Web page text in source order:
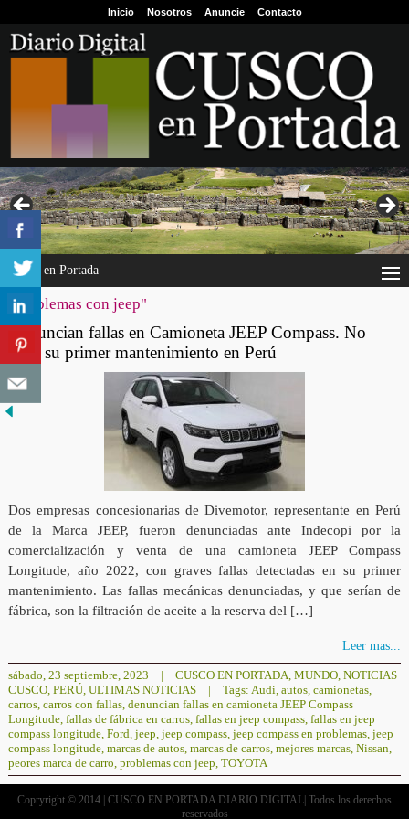
Inicio Nosotros Anuncie Contacto
Cusco en Portada
"problemas con jeep"
Denuncian fallas en Camioneta JEEP Compass. No
pasó su primer mantenimiento en Perú
Dos empresas concesionarias de Divemotor, representante en Perú
de la Marca JEEP, fueron denunciadas ante Indecopi por la
comercialización y venta de una camioneta JEEP Compass
Longitude, año 2022, con graves fallas detectadas en su primer
mantenimiento. Las fallas mecánicas denunciadas, y que serían de
fábrica, son la filtración de aceite a la reserva del […]
Leer mas...
sábado, 23 septiembre, 2023 | CUSCO EN PORTADA, MUNDO, NOTICIAS
CUSCO, PERÚ, ULTIMAS NOTICIAS | Tags: Audi, autos, camionetas,
carros, carros con fallas, denuncian fallas en camioneta JEEP Compass
Longitude, fallas de fábrica en carros, fallas en jeep compass, fallas en jeep
compass longitude, Ford, jeep, jeep compass, jeep compass en problemas, jeep
compass longitude, marcas de autos, marcas de carros, mejores marcas, Nissan,
peores marca de carro, problemas con jeep, TOYOTA
Copryright © 2014 | CUSCO EN PORTADA DIARIO DIGITAL| Todos los derechos
reservados